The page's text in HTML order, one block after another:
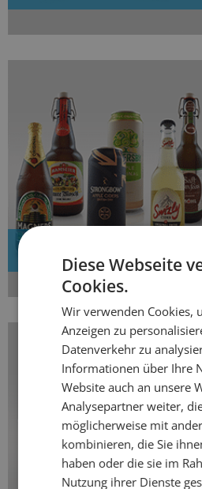
Diese Webseite
Cookies.
Wir verwenden Cookies,
Anzeigen zu
Datenverkehr zu
Informationen über Ihre
Website auch an unsere
Analysepartner weiter,
möglicherweise mit
kombinieren, die Sie
haben oder die sie im
Nutzung ihrer Dienste